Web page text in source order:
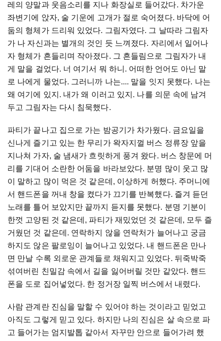
레의 양말과 웃음소리를 지나 화장실로 들어갔다. 차가운
좌변기에
앉자, 술 기운에 고개가 절로 숙어졌다. 바닥에 어
둠의 형체가 드리워 있었다. 그림자였다. 그 날따라 그림자
가 나 자신과는 별개의 것인 듯 느껴졌다. 자리에서 일어나
자 형체가 흔들리며 작아졌다. 그 흔들림으로 그림자가 내
게 말을 걸었다. 너 여기서 뭐 하니 . 어떠한 언어도 아닌 말
로 나에게 물었다. 그러니까 나는.... 말을 잇지 못했다. 나는
왜 여기에 있지 . 내가 왜 이러고 있지 . 나를 의문 속에 남겨
두고 그림자는 다시 침묵했다.
파티가 끝나고 집으로 가는 밤공기가 차가웠다. 금요일을
신나게 즐기고 있는 한 무리가 왁자지껄 버스 정류장 앞을
지나쳐 가자, 술 냄새가 흐릿하게 풍겨 왔다. 버스 창문에 머
리를 기대어 소란한 어둠을 바라보았다. 분명 많이 웃고 많
이
말하고 많이 먹은 것 같은데 , 이상하게 허했다. 주머니에
서 핸드폰을 꺼내 창을 켰다가 끄기를 반복했다. 즐겨 듣던
노래를 틀어 보았지만 끝까지 듣지를 못했다. 분명 기분이
한껏 고양된 것 같은데 , 파티가 재밌었던 것 같은데 , 모두 즐
거웠던 것 같은데 . 연락하지 않을 연락처가 늘어나고 궁금
하지도 않은 팔로잉이 늘어나고 있었다. 내 핸드폰은 만나
면 만날 수록 외로운 관계들로 채워지고 있었다. 뒤죽박죽
섞여버린 친밀감 속에서 길을 잃어버릴 것만 같았다. 핸드
폰을 도로 집어넣었다. 한 정거장 일찍 버스에서 내렸다.
사람 관계란 진심을 말할 수 있어야 하는 것이라고 믿었고
아직도 그렇게 믿고 있다. 하지만 나의 진심은 살 속으로 파
고 들어가는 엄지발톱 같아서 자꾸만 안으로 들어가려 했